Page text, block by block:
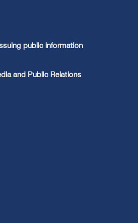
public information
and Public Relations